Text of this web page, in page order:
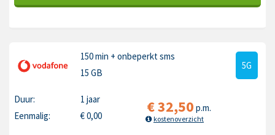
150 min + onbeperkt sms
15 GB
5G
Duur:
1 jaar
Eenmalig:
€0,00 €32,50 p.m.
kostenoverzicht